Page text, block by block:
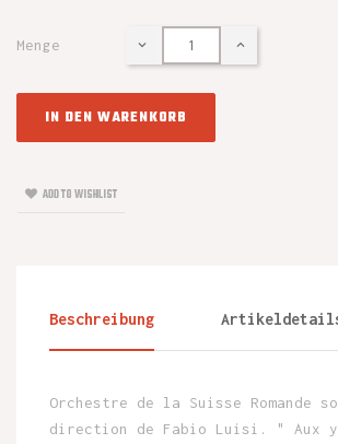
Menge
IN DEN WARENKORB
ADD TO WISHLIST
Beschreibung
Orchestre de la Suisse Romande
direction de Fabio Luisi. " Aux